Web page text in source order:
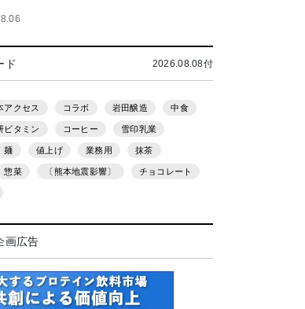
ド 2026.08.08付
アクセス コラボ 岩田醸造 中食
ビタミン コーヒー 雪印乳業
麺 値上げ 業務用 抹茶
惣菜 〔熊本地震影響〕 チョコレート
画広告